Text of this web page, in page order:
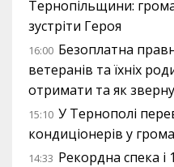
Тернопільщини:
зустріти Героя
16:00 Безоплатна
ветеранів та їхніх
отримати та як
15:10 У Тернополі
кондиціонерів у
14:33 Рекордна спека